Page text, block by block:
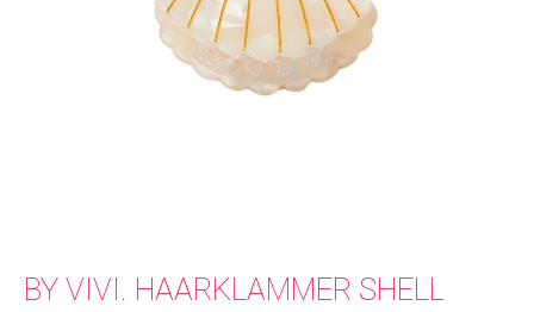
BY VIVI. HAARKLAMMER SHELL